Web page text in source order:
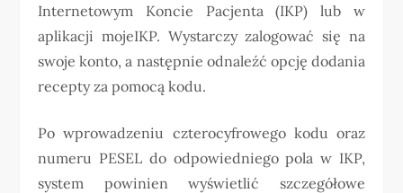
Internetowym Koncie Pacjenta (IKP) lub w
aplikacji mojeIKP. Wystarczy zalogować się na
swoje konto, a następnie odnaleźć opcję dodania
recepty za pomocą kodu.
Po wprowadzeniu czterocyfrowego kodu oraz
numeru PESEL do odpowiedniego pola w IKP,
system powinien wyświetlić szczegółowe